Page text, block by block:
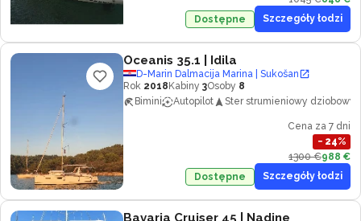
Dostępne
Szczegóły łodzi
Oceanis 35.1 | Idila
D-Marin Dalmacija Marina | Sukošan
Rok 2018 Kabiny 3Osoby 8
Bimini
Autopilot Ster strumieniowy dziobowy
Cena za 7 dni
− 24%
1300 €988 €
Dostępne
Szczegóły łodzi
Bavaria Cruiser 45 | Nadine